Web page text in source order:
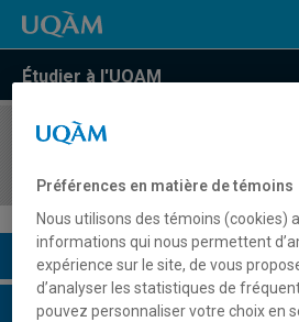
Étudier à l'UQAM
COURS//
Description du cours
Horaire - Été 2026
Préférences en matière de témoins
Nous utilisons des témoins (cookies)
informations qui nous permettent
expérience sur le site, de vous
d’analyser les statistiques de
pouvez personnaliser votre choix en